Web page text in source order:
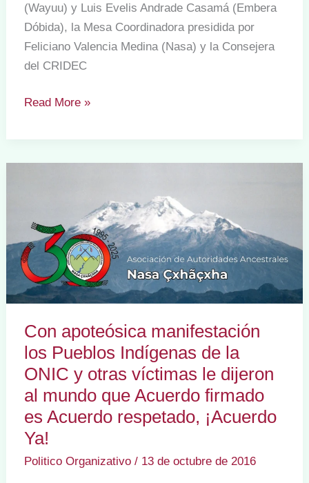
(Wayuu) y Luis Evelis Andrade Casamá (Embera
Dóbida), la Mesa Coordinadora presidida por
Feliciano Valencia Medina (Nasa) y la Consejera
del CRIDEC
IX
Nacional
de
la
ONIC
eligió
Mayor
de
Gobierno
2016
–
2020
Read More »
Con apoteósica manifestación
los Pueblos Indígenas de la
ONIC y otras víctimas le dijeron
al mundo que Acuerdo firmado
es Acuerdo respetado, ¡Acuerdo
Ya!
Politico Organizativo/ 13 de octubre de 2016